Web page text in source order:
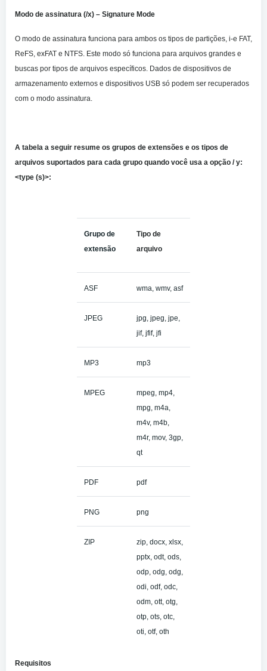
Modo de assinatura (/x) – Signature Mode
O modo de assinatura funciona para ambos os tipos de partições, i-e FAT,
ReFS, exFAT e NTFS. Este modo só funciona para arquivos grandes e
buscas por tipos de arquivos específicos. Dados de dispositivos de
armazenamento externos e dispositivos USB só podem ser recuperados
com o modo assinatura.
A tabela a seguir resume os grupos de extensões e os tipos de
arquivos suportados para cada grupo quando você usa a opção / y:
<type (s)>:
Grupo de
extensão
Tipo de
arquivo
ASF wma, wmv, asf
JPEG
jpg, jpeg, jpe,
jif, jfif, jfi
MP3 mp3
MPEG
mpeg, mp4,
mpg, m4a,
m4v, m4b,
m4r, mov, 3gp,
qt
PDF pdf
PNG png
ZIP
zip, docx, xlsx,
pptx, odt, ods,
odp, odg, odg,
odi, odf, odc,
odm, ott, otg,
otp, ots, otc,
oti, otf, oth
Requisitos